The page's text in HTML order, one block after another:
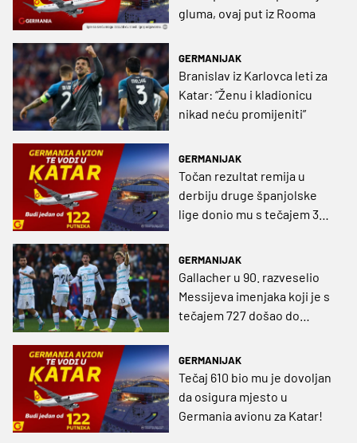
gluma, ovaj put iz Rooma
GERMANIJAK
Branislav iz Karlovca leti za
Katar: “Ženu i kladionicu
nikad neću promijeniti”
GERMANIJAK
Točan rezultat remija u
derbiju druge španjolske
lige donio mu s tečajem 389
GERMANIJAK
Gallacher u 90. razveselio
Messijeva imenjaka koji je s
tečajem 727 došao do
GERMANIJAK
Tečaj 610 bio mu je dovoljan
da osigura mjesto u
Germania avionu za Katar!